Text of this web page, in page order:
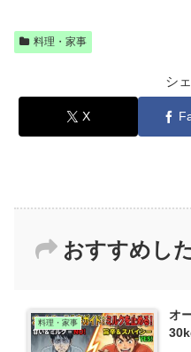
料理・家事
シ
X
おすすめし
料理・家事
オ